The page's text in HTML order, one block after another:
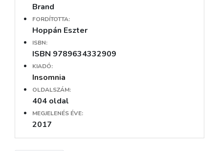
Brand
FORDÍTOTTA:
Hoppán Eszter
ISBN:
ISBN 9789634332909
KIADÓ:
Insomnia
OLDALSZÁM:
404 oldal
MEGJELENÉS ÉVE:
2017